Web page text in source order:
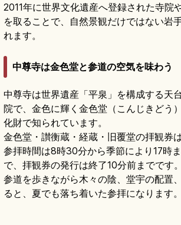
2011年に世界文化遺産へ登録された寺院
を取ることで、自然景観だけではない岩
れます。
中尊寺は金色堂と参道の空気を味わう
中尊寺は世界遺産「平泉」を構成する天
院で、金色に輝く金色堂（こんじきどう
化財で知られています。
金色堂・讃衡蔵・経蔵・旧覆堂の拝観券
参拝時間は8時30分から季節により17時
で、拝観券の発行は終了10分前までです。
参道を歩きながら木々の陰、堂宇の配置
ると、夏でも落ち着いた参拝になります。
中尊寺｜岩手・平泉の世界遺産、金色堂